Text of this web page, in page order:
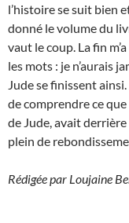
l’histoire se suit bien
donné le volume du
vaut le coup. La fin
les mots : je n’aurais
Jude se finissent
de comprendre ce
de Jude, avait derrière
plein de
Rédigée par Loujaine